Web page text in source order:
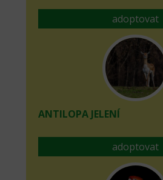
adoptovat
ANTILOPA JELENÍ
adoptovat